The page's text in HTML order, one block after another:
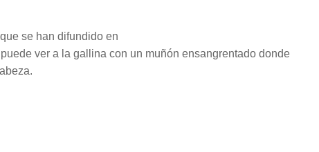
se han difundido en
ver a la gallina con un muñón ensangrentado donde